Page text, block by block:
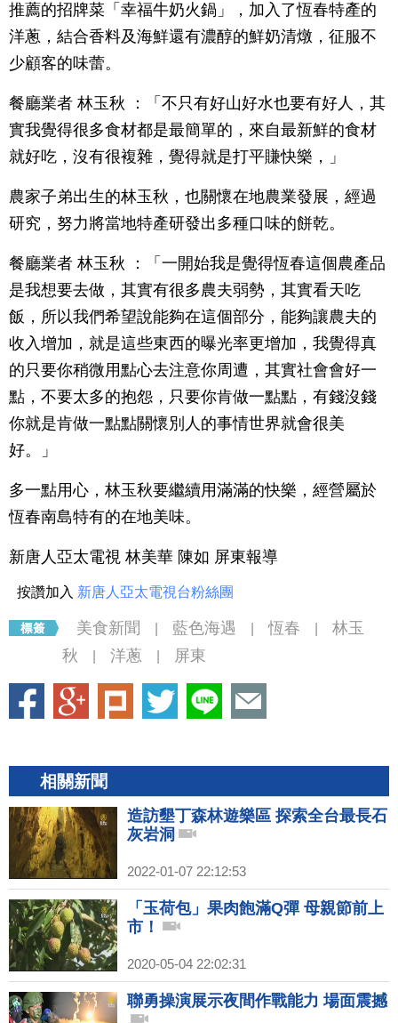
推薦的招牌菜「幸福牛奶火鍋」，加入了恆春特產的
洋蔥，結合香料及海鮮還有濃醇的鮮奶清燉，征服不
少顧客的味蕾。
餐廳業者 林玉秋 ：「不只有好山好水也要有好人，其
實我覺得很多食材都是最簡單的，來自最新鮮的食材
就好吃，沒有很複雜，覺得就是打平賺快樂，」
農家子弟出生的林玉秋，也關懷在地農業發展，經過
研究，努力將當地特產研發出多種口味的餅乾。
餐廳業者 林玉秋 ：「一開始我是覺得恆春這個農產品
是我想要去做，其實有很多農夫弱勢，其實看天吃
飯，所以我們希望說能夠在這個部分，能夠讓農夫的
收入增加，就是這些東西的曝光率更增加，我覺得真
的只要你稍微用點心去注意你周遭，其實社會會好一
點，不要太多的抱怨，只要你肯做一點點，有錢沒錢
你就是肯做一點點關懷別人的事情世界就會很美
好。」
多一點用心，林玉秋要繼續用滿滿的快樂，經營屬於
恆春南島特有的在地美味。
新唐人亞太電視 林美華 陳如 屏東報導
按讚加入 新唐人亞太電視台粉絲團
美食新聞 藍色海遇 恆春
林玉
秋
洋蔥 屏東
相關新聞
造訪墾丁森林遊樂區 探索全台最長石
灰岩洞
2022-01-07 22:12:53
「玉荷包」果肉飽滿Q彈 母親節前上
市！
2020-05-04 22:02:31
聯勇操演展示夜間作戰能力 場面震撼